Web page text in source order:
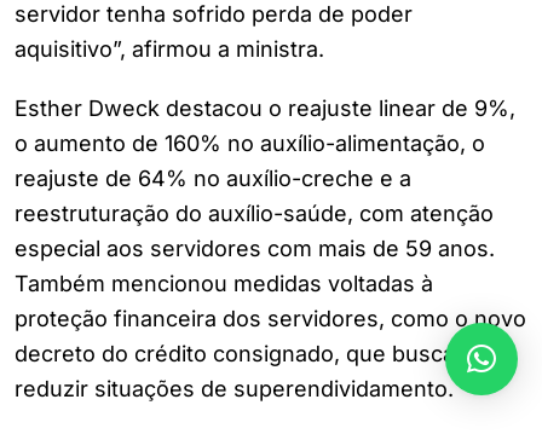
servidor tenha sofrido perda de poder
aquisitivo”, afirmou a ministra.
Esther Dweck destacou o reajuste linear de 9%,
o aumento de 160% no auxílio-alimentação, o
reajuste de 64% no auxílio-creche e a
reestruturação do auxílio-saúde, com atenção
especial aos servidores com mais de 59 anos.
Também mencionou medidas voltadas à
proteção financeira dos servidores, como o novo
decreto do crédito consignado, que busca
reduzir situações de superendividamento.